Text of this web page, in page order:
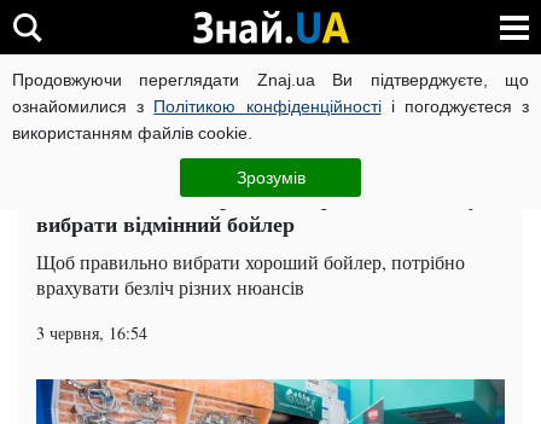
Продовжуючи переглядати Znaj.ua Ви підтверджуєте, що
ознайомилися з Політикою конфіденційностіі погоджуєтеся з
використанням файлів cookie.
Зрозумів
ВІЙНА РОСІЇ ПРОТИ УКРАЇНИ КОРОНАВІРУС В УКРАЇНІ
Суспільство ЧИТАТЬ НА РУССКОМ
Відключення не страшні: ці факти допоможуть
вибрати відмінний бойлер
Щоб правильно вибрати хороший бойлер, потрібно
врахувати безліч різних нюансів
3 червня, 16:54